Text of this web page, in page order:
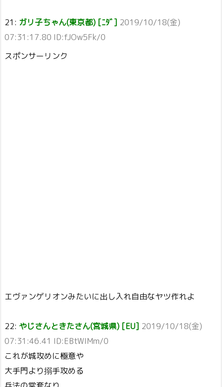
21: ガリ子ちゃん(東京都) [ﾆﾀﾞ] 2019/10/18(金)
07:31:17.80 ID:fJOw5Fk/0
スポンサーリンク
エヴァンゲリオンみたいに出し入れ自由なヤツ作れよ
22: やじさんときたさん(宮城県) [EU] 2019/10/18(金)
07:31:46.41 ID:EBtWIMm/0
これが城攻めに極意や
大手門より搦手攻める